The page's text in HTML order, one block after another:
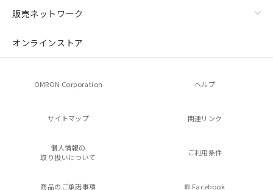
販売ネットワーク
オンラインストア
OMRON Corporation ヘルプ
サイトマップ 関連リンク
個人情報の
取り扱いについて
ご利用条件
商品のご承諾事項 Facebook